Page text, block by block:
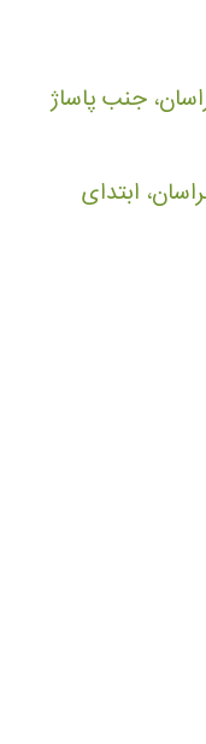
جنب پاساژ
ابتدای